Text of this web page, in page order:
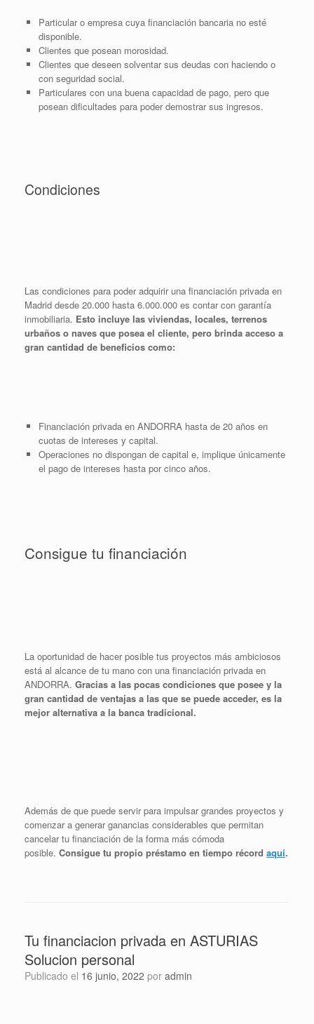
Particular o empresa cuya financiación bancaria no esté
disponible.
Clientes que posean morosidad.
Clientes que deseen solventar sus deudas con haciendo o
con seguridad social.
Particulares con una buena capacidad de pago, pero que
posean dificultades para poder demostrar sus ingresos.
Condiciones
Las condiciones para poder adquirir una financiación privada en
Madrid desde 20.000 hasta 6.000.000 es contar con garantía
inmobiliaria. Esto incluye las viviendas, locales, terrenos
urbaños o naves que posea el cliente, pero brinda acceso a
gran cantidad de beneficios como:
Financiación privada en ANDORRA hasta de 20 años en
cuotas de intereses y capital.
Operaciones no dispongan de capital e, implique únicamente
el pago de intereses hasta por cinco años.
Consigue tu financiación
La oportunidad de hacer posible tus proyectos más ambiciosos
está al alcance de tu mano con una financiación privada en
ANDORRA. Gracias a las pocas condiciones que posee y la
gran cantidad de ventajas a las que se puede acceder, es la
mejor alternativa a la banca tradicional.
Además de que puede servir para impulsar grandes proyectos y
comenzar a generar ganancias considerables que permitan
cancelar tu financiación de la forma más cómoda
posible. Consigue tu propio préstamo en tiempo récord aquí.
Tu financiacion privada en ASTURIAS
Solucion personal
Publicado el 16 junio, 2022 por admin